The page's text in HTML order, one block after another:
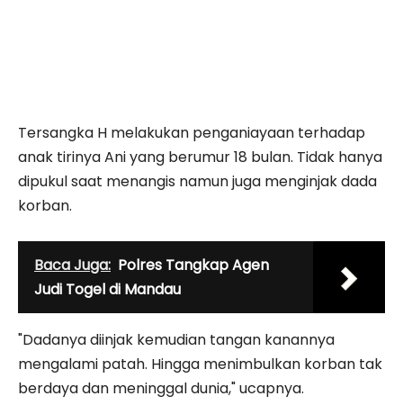
Tersangka H melakukan penganiayaan terhadap
anak tirinya Ani yang berumur 18 bulan. Tidak hanya
dipukul saat menangis namun juga menginjak dada
korban.
Baca Juga: Polres Tangkap Agen
Judi Togel di Mandau
"Dadanya diinjak kemudian tangan kanannya
mengalami patah. Hingga menimbulkan korban tak
berdaya dan meninggal dunia," ucapnya.